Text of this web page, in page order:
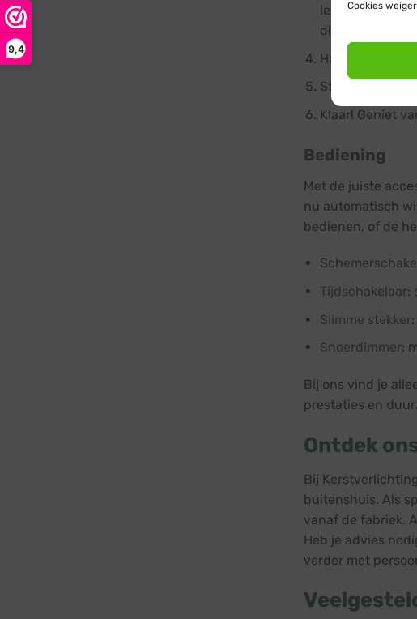
Cookies
9,4
lengte van de
dichtstbijzijnde
Hang de
Steek de
Klaar! Geniet
Bediening
Met de juiste
nu automatisch
bedienen, of de
Tijdschakelaar:
Slimme stekker
Snoerdimmer:
Bij ons vind je
prestaties en
Ontdek
Bij
buitenshuis. Als
vanaf de fabriek.
Heb je advies
verder met